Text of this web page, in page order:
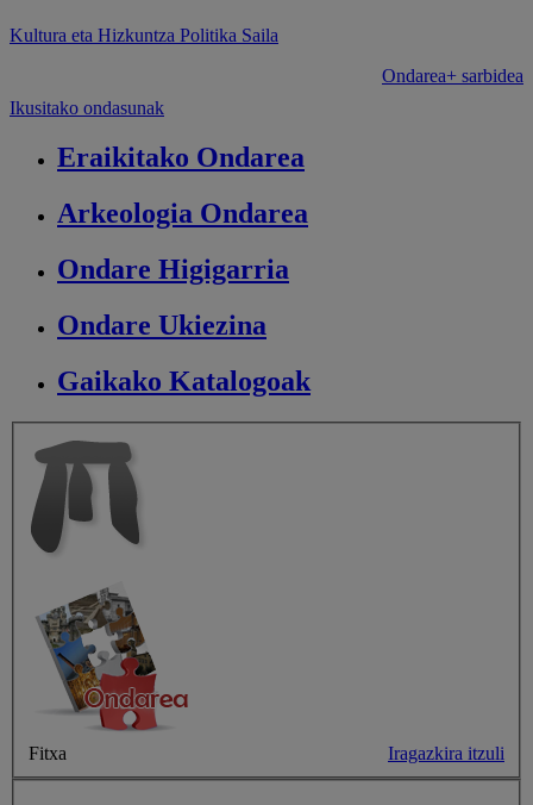
Kultura eta Hizkuntza Politika Saila
Ondarea+ sarbidea
Ikusitako ondasunak
Eraikitako Ondarea
Arkeologia Ondarea
Ondare Higigarria
Ondare Ukiezina
Gaikako Katalogoak
Fitxa Iragazkira itzuli